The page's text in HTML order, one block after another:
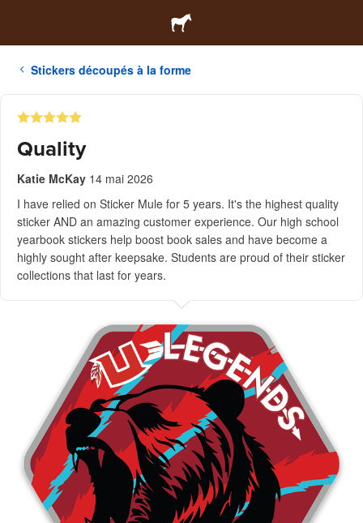
Stickers découpés à la forme
Quality
Katie McKay 14 mai 2026
I have relied on Sticker Mule for 5 years. It's the highest quality
sticker AND an amazing customer experience. Our high school
yearbook stickers help boost book sales and have become a
highly sought after keepsake. Students are proud of their sticker
collections that last for years.